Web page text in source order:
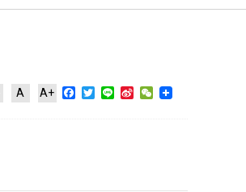
A A+ Facebook
Twitter
Line Sina WeChat